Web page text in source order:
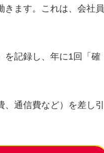
きます。これは、会社員
を記録し、年に1回「確
通信費など）を差し引